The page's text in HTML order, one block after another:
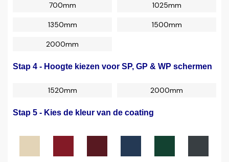
700mm 1025mm
1350mm 1500mm
2000mm
Stap 4 - Hoogte kiezen voor SP, GP & WP schermen
1520mm 2000mm
Stap 5 - Kies de kleur van de coating